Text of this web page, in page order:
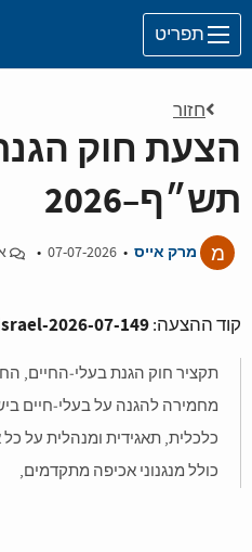
Skip to main content
חזור
הצעת חוק
תש״ף–2026
מ מרק אייס •
•
קוד ההצעה:2026-07-149
תקציר חוק הגנת בעלי‑החיים,
מחמירה להגנה על בעלי‑חיים
כלכלית, תאגידית ומנהלית על
כולל מנגנוני אכיפה מתקדמים,